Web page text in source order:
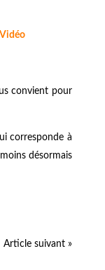
convient pour
corresponde à
désormais
Article suivant »